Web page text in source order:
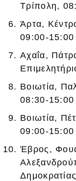
Τρίπολη,
Άρτα,
09:00-15:00
Αχαΐα,
Βοιωτία,
08:30-15:00
Βοιωτία,
09:00-15:00
Έβρος,